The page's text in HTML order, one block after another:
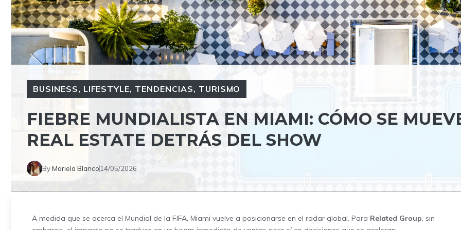
BUSINESS, LIFESTYLE, TENDENCIAS, TURISMO
FIEBRE MUNDIALISTA EN MIAMI: CÓMO SE
REAL ESTATE DETRÁS DEL SHOW
ByMariela Blanco 14/05/2026
A medida que se acerca el Mundial de la FIFA, Miami vuelve a posicionarse en el radar global. Para Related Group, sin